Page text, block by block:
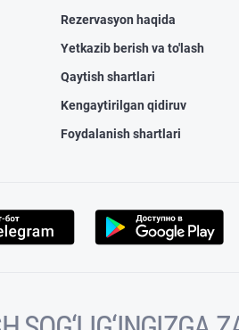
Rezervasyon haqida
Yetkazib berish va to'lash
Qaytish shartlari
Kengaytirilgan qidiruv
Foydalanish shartlari